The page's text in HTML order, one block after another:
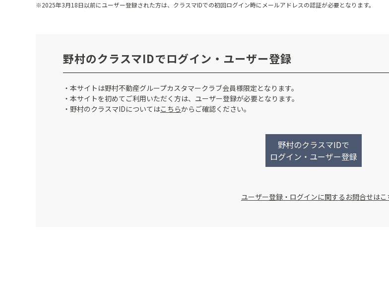
※2025年3月18日以前にユーザー登録された方は、クラスマIDでの初回ログイン時にメールアドレスの認証が必要となります。
野村のクラスマIDでログイン・ユーザー登録
・本サイトは野村不動産グループカスタマークラブ会員様限定となります。
・本サイトを初めてご利用いただく方は、ユーザー登録が必要となります。
・野村のクラスマIDについてはこちらからご確認ください。
野村のクラスマIDで
ログイン・ユーザー登録
ユーザー登録・ログインに関するお問合せはこ